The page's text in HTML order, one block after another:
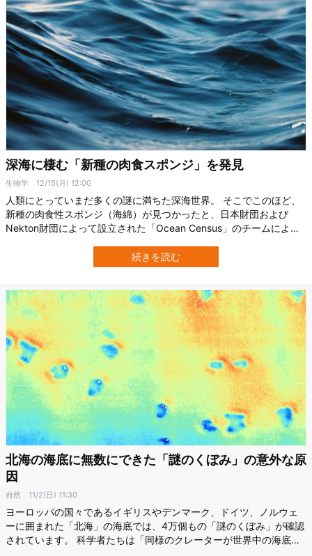
深海に棲む「新種の肉食スポンジ」を発見
生物学 12/15(月) 12:00
人類にとっていまだ多くの謎に満ちた深海世界。 そこでこのほど、
新種の肉食性スポンジ（海綿）が見つかったと、日本財団および
Nekton財団によって設立された「Ocean Census」のチームにより
た目をしており、研究者らは「デスボール・スポンジ（death-ball
sponge）」と呼んでいます。 海底に棲む「肉食スポンジ」の新種の
続きを読む
北海の海底に無数にできた「謎のくぼみ」の意外な原
因
自然 11/2(日) 11:30
ヨーロッパの国々であるイギリスやデンマーク、ドイツ、ノルウェ
ーに囲まれた「北海」の海底では、4万個もの「謎のくぼみ」が確認
されています。 科学者たちは「同様のクレーターが世界中の海底に